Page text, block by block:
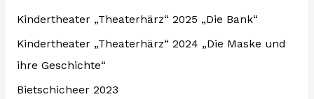
n
a
c
h
Kindertheater „Theaterhärz“ 2025 „Die Bank“
Kindertheater „Theaterhärz“ 2024 „Die Maske und
ihre Geschichte“
Bietschicheer 2023